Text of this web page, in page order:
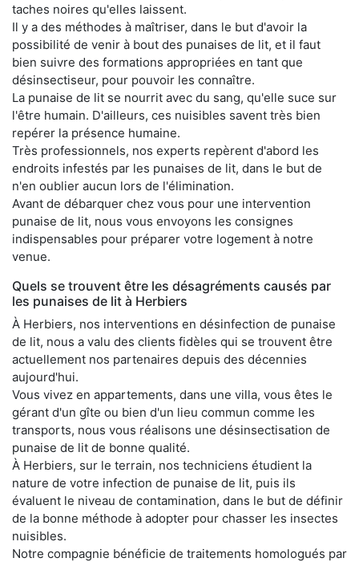
taches noires qu'elles laissent.
Il y a des méthodes à maîtriser, dans le but d'avoir la
possibilité de venir à bout des punaises de lit, et il faut
bien suivre des formations appropriées en tant que
désinsectiseur, pour pouvoir les connaître.
La punaise de lit se nourrit avec du sang, qu'elle suce sur
l'être humain. D'ailleurs, ces nuisibles savent très bien
repérer la présence humaine.
Très professionnels, nos experts repèrent d'abord les
endroits infestés par les punaises de lit, dans le but de
n'en oublier aucun lors de l'élimination.
Avant de débarquer chez vous pour une intervention
punaise de lit, nous vous envoyons les consignes
indispensables pour préparer votre logement à notre
venue.
Quels se trouvent être les désagréments causés par
les punaises de lit à Herbiers
À Herbiers, nos interventions en désinfection de punaise
de lit, nous a valu des clients fidèles qui se trouvent être
actuellement nos partenaires depuis des décennies
aujourd'hui.
Vous vivez en appartements, dans une villa, vous êtes le
gérant d'un gîte ou bien d'un lieu commun comme les
transports, nous vous réalisons une désinsectisation de
punaise de lit de bonne qualité.
À Herbiers, sur le terrain, nos techniciens étudient la
nature de votre infection de punaise de lit, puis ils
évaluent le niveau de contamination, dans le but de définir
de la bonne méthode à adopter pour chasser les insectes
nuisibles.
Notre compagnie bénéficie de traitements homologués par